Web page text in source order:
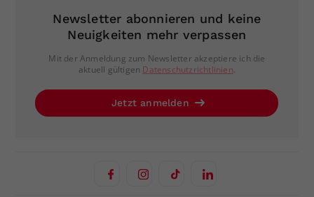
Newsletter abonnieren und keine
Neuigkeiten mehr verpassen
Mit der Anmeldung zum Newsletter akzeptiere ich die
aktuell gültigen Datenschutzrichtlinien.
Jetzt anmelden